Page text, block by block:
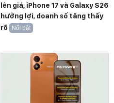
lên giá, iPhone 17 và Galaxy S26
hưởng lợi, doanh số tăng thấy
rõ
Nổi bật